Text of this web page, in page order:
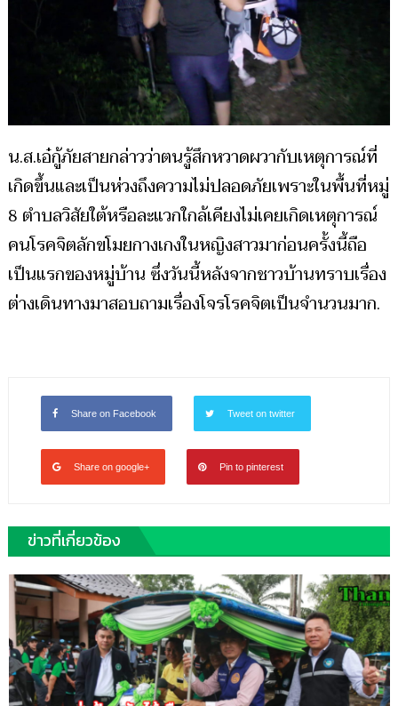
น.ส.เอ๋กู้ภัยสายกล่าวว่าตนรู้สึกหวาดผวากับเหตุการณ์ที่
เกิดขึ้นและเป็นห่วงถึงความไม่ปลอดภัยเพราะในพื้นที่หมู่
8 ตำบลวิสัยใต้หรือละแวกใกล้เคียงไม่เคยเกิดเหตุการณ์
คนโรคจิตลักขโมยกางเกงในหญิงสาวมาก่อนครั้งนี้ถือ
เป็นแรกของหมู่บ้าน ซึ่งวันนี้หลังจากชาวบ้านทราบเรื่อง
ต่างเดินทางมาสอบถามเรื่องโจรโรคจิตเป็นจำนวนมาก.
Share on Facebook Tweet on twitter
Share on google+ Pin to pinterest
ข่าวที่เกี่ยวข้อง